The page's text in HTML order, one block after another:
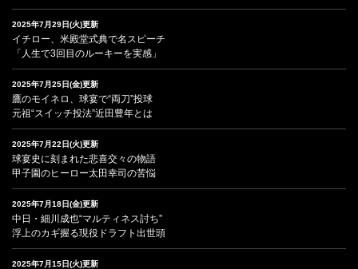
2025年7月29日(火)更新
イチロー、米殿堂式典で名スピーチ
「人生で3回目のルーキーを実感」
2025年7月25日(金)更新
鷹のモイネロ、球宴で“両刀”投球
元祖“スイッチ投法”近田豊年とは
2025年7月22日(火)更新
球宴史に刻まれた悲喜交々の物語
甲子園のヒーロー太田幸司の苦悩
2025年7月18日(金)更新
中日・細川成也“マルティネス討ち”
浮上のカギ握る現役ドラフト出世頭
2025年7月15日(火)更新